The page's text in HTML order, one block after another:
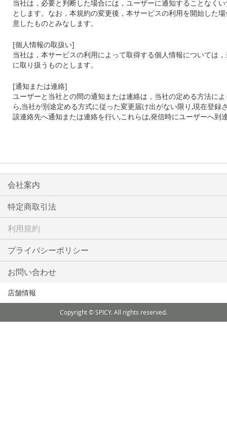
当社は，必要と判断した場合には，ユーザーに通知することなく
とします。なお，本規約の変更後，本サービスの利用を開始した
意したものとみなします。
[個人情報の取扱い]
当社は，本サービスの利用によって取得する個人情報については
に取り扱うものとします。
[通知または連絡]
ユーザーと当社との間の通知または連絡は，当社の定める方法に
ら,当社が別途定める方式に従った変更届け出がない限り ,現在登録
該連絡先へ通知または連絡を行い,これらは,発信時にユーザーへ到
会社案内
特定商取引法
利用規約
プライバシーポリシー
お問い合わせ
店舗情報
Copyright © SPICY. All rights reserved.